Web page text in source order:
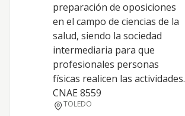
preparación de oposiciones
en el campo de ciencias de la
salud, siendo la sociedad
intermediaria para que
profesionales personas
físicas realicen las actividades.
CNAE 8559
TOLEDO